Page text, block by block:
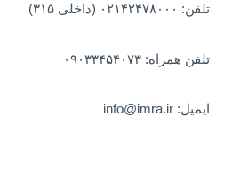
تلفن: ۰۲۱۴۲۴۷۸۰۰۰ (داخلی ۳۱۵)
تلفن همراه: ۰۹۰۳۳۴۵۴۰۷۳
ایمیل: info@imra.ir